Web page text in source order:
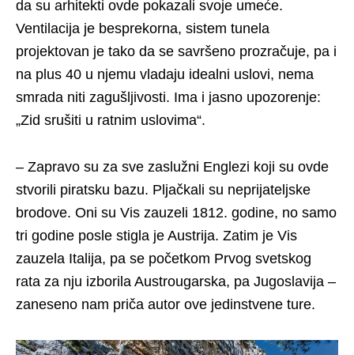
da su arhitekti ovde pokazali svoje umeće.
Ventilacija je besprekorna, sistem tunela
projektovan je tako da se savršeno prozračuje, pa i
na plus 40 u njemu vladaju idealni uslovi, nema
smrada niti zagušljivosti. Ima i jasno upozorenje:
„Zid srušiti u ratnim uslovima“.
– Zapravo su za sve zaslužni Englezi koji su ovde
stvorili piratsku bazu. Pljačkali su neprijateljske
brodove. Oni su Vis zauzeli 1812. godine, no samo
tri godine posle stigla je Austrija. Zatim je Vis
zauzela Italija, pa se početkom Prvog svetskog
rata za nju izborila Austrougarska, pa Jugoslavija –
zaneseno nam priča autor ove jedinstvene ture.